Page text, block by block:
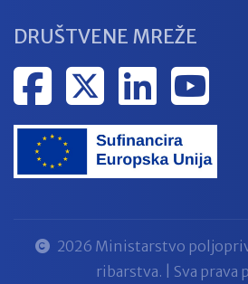
DRUŠTVENE MREŽE
2026 Ministarstvo
ribarstva. | Sva prava